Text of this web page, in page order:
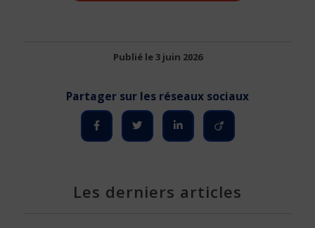
Publié le 3 juin 2026
Les derniers articles